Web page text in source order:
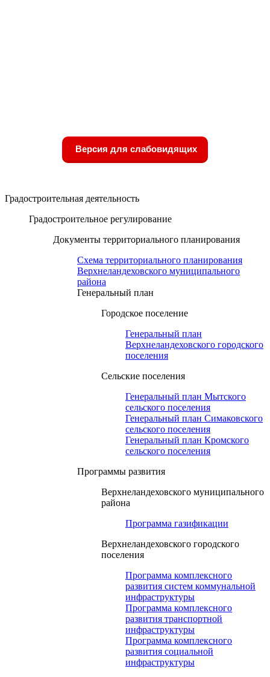
Версия для слабовидящих
Градостроительная деятельность
Градостроительное регулирование
Документы территориального планирования
Схема территориального планирования
Верхнеландеховского муниципального
района
Генеральный план
Городское поселение
Генеральный план
Верхнеландеховского городского
поселения
Сельские поселения
Генеральный план Мытского
сельского поселения
Генеральный план Симаковского
сельского поселения
Генеральный план Кромского
сельского поселения
Программы развития
Верхнеландеховского муниципального
района
Программа газификации
Верхнеландеховского городского
поселения
Программа комплексного
развития систем коммунальной
инфраструктуры
Программа комплексного
развития транспортной
инфраструктуры
Программа комплексного
развития социальной
инфраструктуры